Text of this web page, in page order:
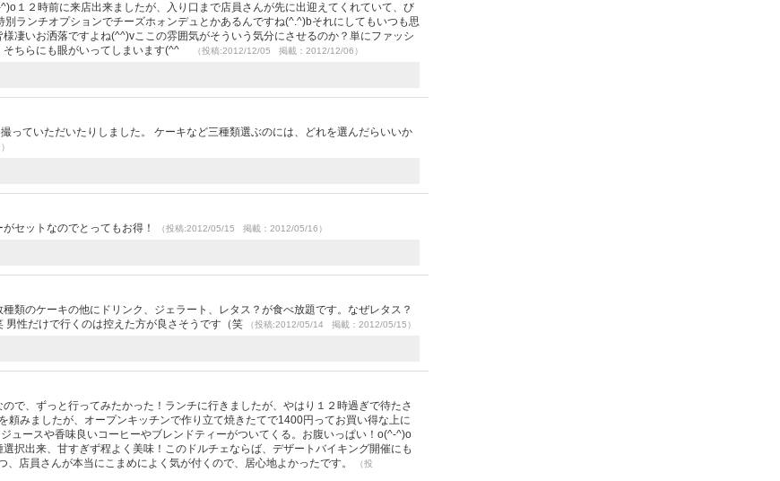
１２時前に来店出来ましたが、入り口まで店員さんが先に出迎えてくれていて、び
ランチオプションでチーズホォンデュとかあるんですね(^.^)bそれにしてもいつも思
凄いお洒落ですよね(^^)vここの雰囲気がそういう気分にさせるのか？単にファッシ
ちらにも眼がいってしまいます(^^ゞ
（投稿:2012/12/05 掲載：2012/12/06）
っていただいたりしました。 ケーキなど三種類選ぶのには、どれを選んだらいいか
セットなのでとってもお得！
（投稿:2012/05/15 掲載：2012/05/16）
類のケーキの他にドリンク、ジェラート、レタス？が食べ放題です。なぜレタス？
性だけで行くのは控えた方が良さそうです（笑
（投稿:2012/05/14 掲載：2012/05/15）
で、ずっと行ってみたかった！ランチに行きましたが、やはり１２時過ぎで待たさ
頼みましたが、オープンキッチンで作り立て焼きたてで1400円ってお買い得な上に
ュースや香味良いコーヒーやブレンドティーがついてくる。お腹いっぱい！o(^-^)o
択出来、甘すぎず程よく美味！このドルチェならば、デザートバイキング開催にも
店員さんが本当にこまめによく気が付くので、居心地よかったです。
（投